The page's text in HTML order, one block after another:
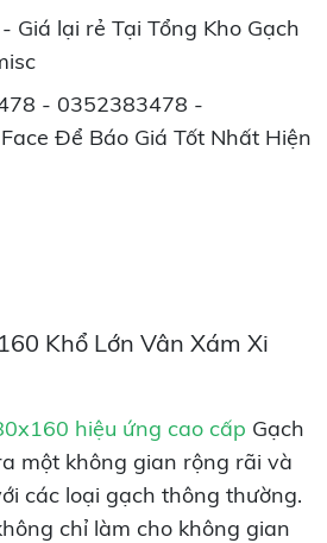
Giá lại rẻ Tại Tổng Kho Gạch
- 0352383478 -
Để Báo Giá Tốt Nhất Hiện
Khổ Lớn Vân Xám Xi
hiệu ứng cao cấp Gạch
một không gian rộng rãi và
các loại gạch thông thường.
chỉ làm cho không gian